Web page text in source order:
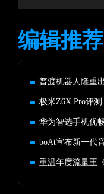
编辑推荐
普渡机器人隆重
极米Z6X Pro评
华为智选手机优
boAt宣布新一代